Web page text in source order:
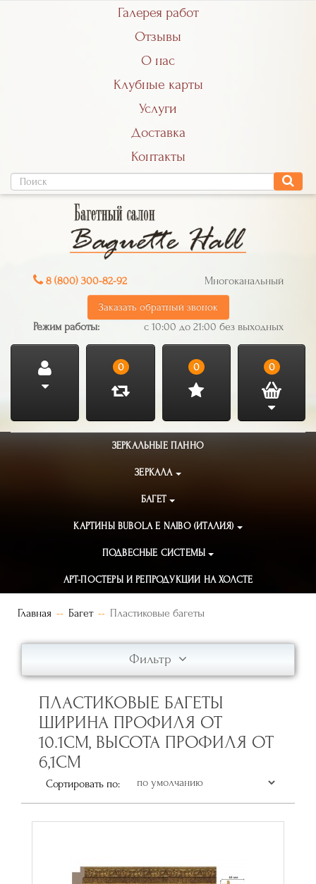
Галерея работ
Отзывы
О нас
Клубные карты
Услуги
Доставка
Контакты
8 (800) 300-82-92 Многоканальный
Заказать обратный звонок
Режим работы: с 10:00 до 21:00 без выходных
0 0 0
ЗЕРКАЛЬНЫЕ ПАННО
ЗЕРКАЛА
БАГЕТ
КАРТИНЫ BUBOLA E NAIBO (ИТАЛИЯ)
ПОДВЕСНЫЕ СИСТЕМЫ
АРТ-ПОСТЕРЫ И РЕПРОДУКЦИИ НА ХОЛСТЕ
Главная Багет Пластиковые багеты
Фильтр
ПЛАСТИКОВЫЕ БАГЕТЫ
ШИРИНА ПРОФИЛЯ ОТ
10.1СМ, ВЫСОТА ПРОФИЛЯ ОТ
6,1СМ
Сортировать по: